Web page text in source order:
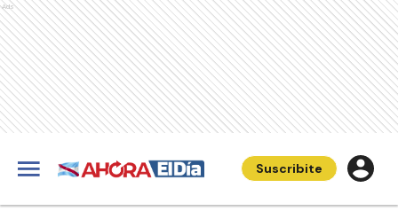
Ads
Suscribite